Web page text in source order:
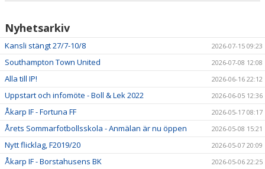
Nyhetsarkiv
Kansli stängt 27/7-10/8 2026-07-15 09:23
Southampton Town United 2026-07-08 12:08
Alla till IP! 2026-06-16 22:12
Uppstart och infomöte - Boll & Lek 2022 2026-06-05 12:36
Åkarp IF - Fortuna FF 2026-05-17 08:17
Årets Sommarfotbollsskola - Anmälan är nu öppen 2026-05-08 15:21
Nytt flicklag, F2019/20 2026-05-07 20:09
Åkarp IF - Borstahusens BK 2026-05-06 22:25